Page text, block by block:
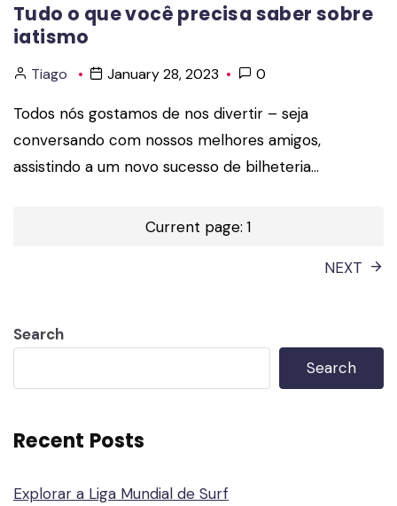
Tudo o que você precisa saber sobre
iatismo
Tiago January 28, 2023 0
Todos nós gostamos de nos divertir – seja
conversando com nossos melhores amigos,
assistindo a um novo sucesso de bilheteria…
Current page:1
NEXT
Search
Search
Recent Posts
Explorar a Liga Mundial de Surf